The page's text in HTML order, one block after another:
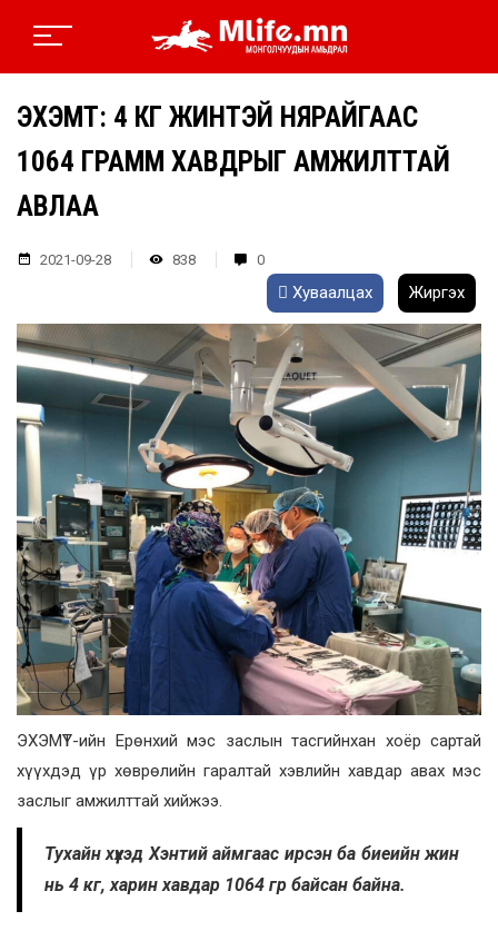
ЭХЭМҮТ: 4 КГ ЖИНТЭЙ НЯРАЙГААС
1064 ГРАММ ХАВДРЫГ АМЖИЛТТАЙ
АВЛАА
2021-09-28 838 0
Хуваалцах Жиргэх
ЭХЭМҮТ-ийн Ерөнхий мэс заслын тасгийнхан хоёр сартай
хүүхдэд үр хөврөлийн гаралтай хэвлийн хавдар авах мэс
заслыг амжилттай хийжээ.
Тухайн хүүхэд Хэнтий аймгаас ирсэн ба биеийн жин
нь 4 кг, харин хавдар 1064 гр байсан байна.